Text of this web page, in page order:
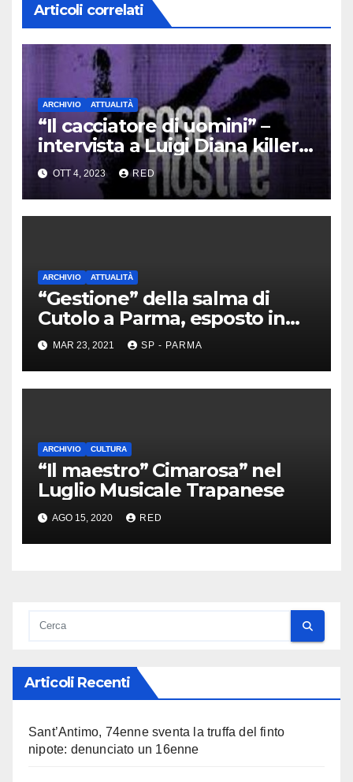
Articoli correlati
ARCHIVIO ATTUALITÀ
“Il cacciatore di uomini” –
intervista a Luigi Diana killer
dei Casalesi
OTT 4, 2023 RED
ARCHIVIO ATTUALITÀ
“Gestione” della salma di
Cutolo a Parma, esposto in
Procura
MAR 23, 2021 SP - PARMA
ARCHIVIO CULTURA
“Il maestro” Cimarosa” nel
Luglio Musicale Trapanese
AGO 15, 2020 RED
Articoli Recenti
Sant’Antimo, 74enne sventa la truffa del finto
nipote: denunciato un 16enne